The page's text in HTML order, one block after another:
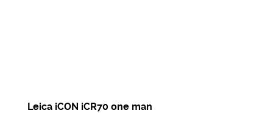
Leica iCON iCR70 one man